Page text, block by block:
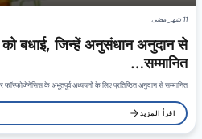
11 شهر مضى
बधाई, जिन्हें अनुसंधान अनुदान से
सम्मानित…
के अभूतपूर्व अध्ययनों के लिए प्रतिष्ठित अनुदान से सम्मानित…
اقرأ المزيد